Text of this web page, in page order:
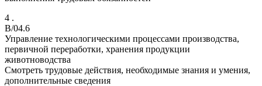
4 .
B/04.6
Управление технологическими процессами производства,
первичной переработки, хранения продукции
животноводства
Смотреть трудовые действия, необходимые знания и умения,
дополнительные сведения